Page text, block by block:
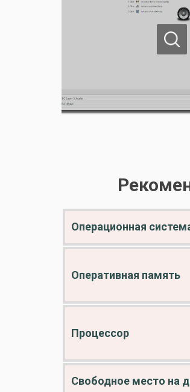
Операционная
Оперативная память
Процессор
Свободное место на